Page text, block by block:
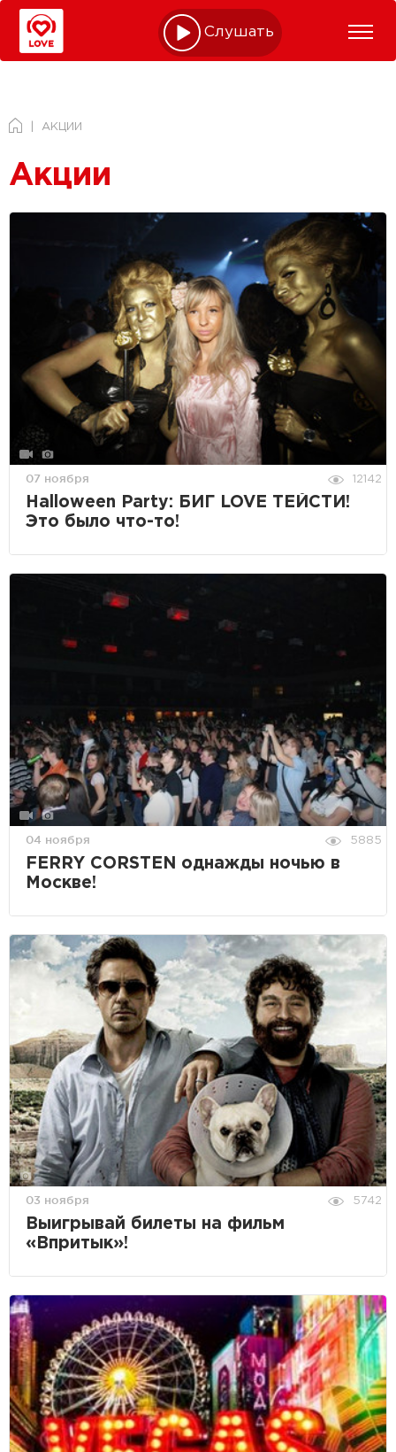
Слушать online
АКЦИИ
Акции
07 ноября 12142
Halloween Party: БИГ LOVE ТЕЙСТИ!
Это было что-то!
04 ноября 5885
FERRY CORSTEN однажды ночью в
Москве!
03 ноября 5742
Выигрывай билеты на фильм
«Впритык»!